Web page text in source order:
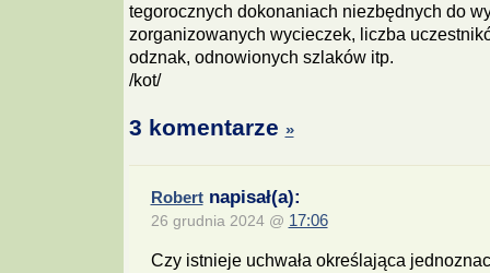
tegorocznych dokonaniach niezbędnych do
zorganizowanych wycieczek, liczba
odznak, odnowionych szlaków itp.
/kot/
3 komentarze »
Robertnapisał(a):
26 grudnia 2024 @ 17:06
Czy istnieje uchwała określająca